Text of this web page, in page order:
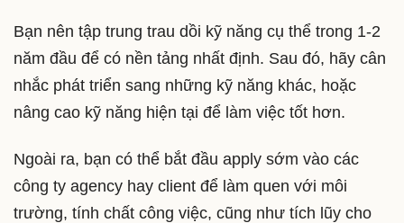
Bạn nên tập trung trau dồi kỹ năng cụ thể trong 1-2
năm đầu để có nền tảng nhất định. Sau đó, hãy cân
nhắc phát triển sang những kỹ năng khác, hoặc
nâng cao kỹ năng hiện tại để làm việc tốt hơn.
Ngoài ra, bạn có thể bắt đầu apply sớm vào các
công ty agency hay client để làm quen với môi
trường, tính chất công việc, cũng như tích lũy cho